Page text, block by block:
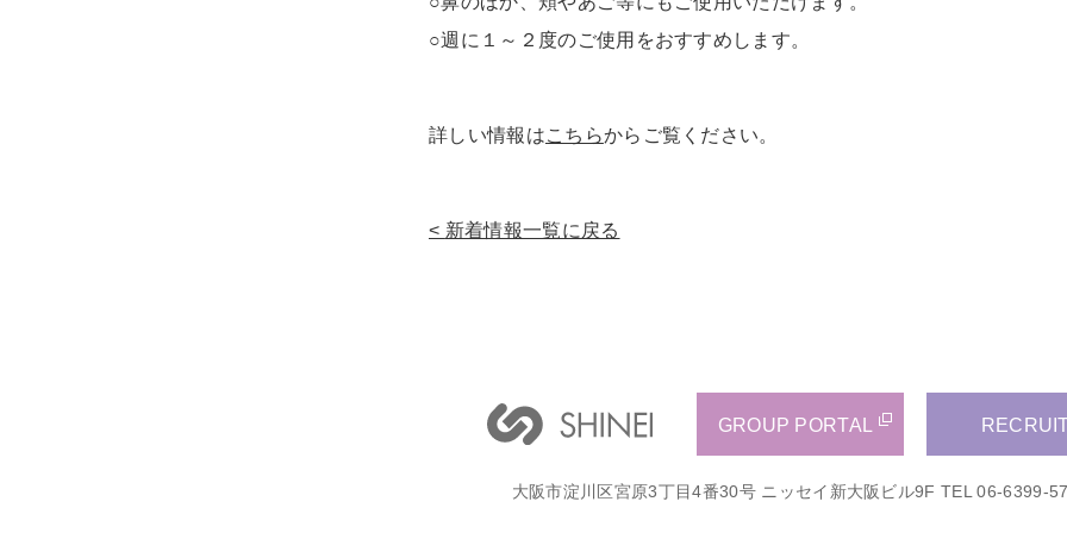
○週に１～２度のご使用をおすすめします。
詳しい情報はこちらからご覧ください。
新着情報一覧に戻る
GROUP PORTAL
大阪市淀川区宮原3丁目4番30号 ニッセイ新大阪ビル9FTEL 06-6399-